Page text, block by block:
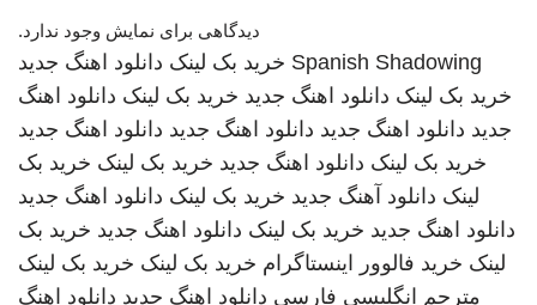
دیدگاهی برای نمایش وجود ندارد.
Spanish Shadowing خرید بک لینک دانلود اهنگ جدید
خرید بک لینک دانلود اهنگ جدید خرید بک لینک دانلود اهنگ
جدید دانلود اهنگ جدید دانلود اهنگ جدید دانلود اهنگ جدید
خرید بک لینک دانلود اهنگ جدید خرید بک لینک خرید بک
لینک دانلود آهنگ جدید خرید بک لینک دانلود اهنگ جدید
دانلود اهنگ جدید خرید بک لینک دانلود اهنگ جدید خرید بک
لینک خرید فالوور اینستاگرام خرید بک لینک خرید بک لینک
مترجم انگلیسی فارسی دانلود اهنگ جدید دانلود اهنگ